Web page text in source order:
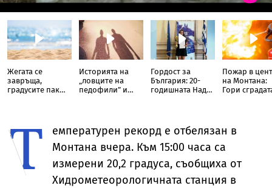
Жегата се
завръща,
градусите пак
Историята на
„ловците на
педофили” и
Гордост за
България: 20-
годишната Надя
Пожар в
на Монтана:
Гори
Т
емпературен рекорд е отбелязан в
Монтана вчера. Към 15:00 часа са
измерени 20,2 градуса, съобщиха от
Хидрометеорологичната станция в